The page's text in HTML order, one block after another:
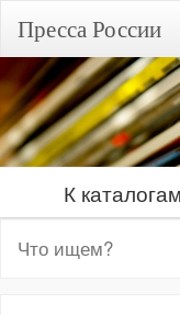
Пресса России
К каталогам